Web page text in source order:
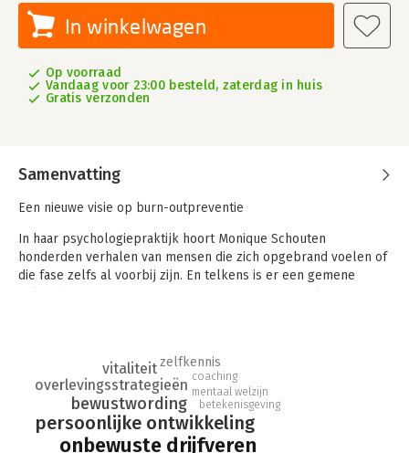
In winkelwagen
Op voorraad
Vandaag voor 23:00 besteld, zaterdag in huis
Gratis verzonden
Samenvatting
Een nieuwe visie op burn-outpreventie
In haar psychologiepraktijk hoort Monique Schouten
honderden verhalen van mensen die zich opgebrand voelen of
die fase zelfs al voorbij zijn. En telkens is er een gemene
ons bepalen, maar de manier waarop wij met de
omstandigheden omgaan.
Als je begrijpt wat jou drijft, wat jouw favoriete
overlevingsstrategie is, kun je zelf bepalen hoe jij met de
onbewuste drijfveren
persoonlijke ontwikkeling
bewustwording
overlevingsstrategieën
vitaliteitzelfkennis
mentaal welzijn
betekenisgeving
coaching